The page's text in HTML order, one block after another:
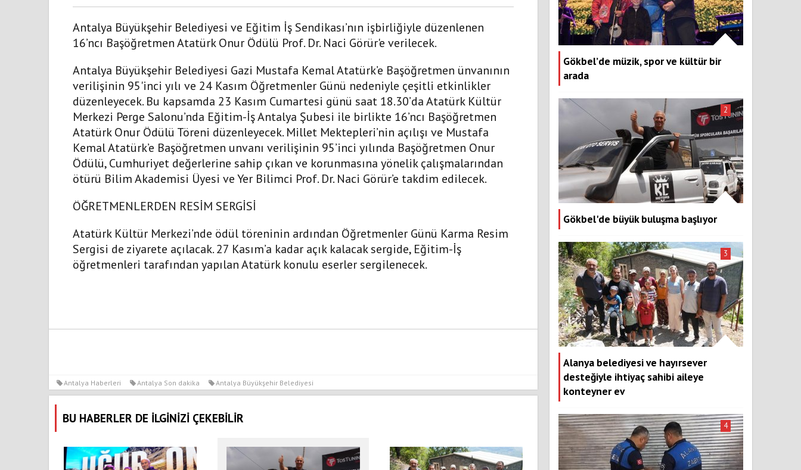
Antalya Büyükşehir Belediyesi ve Eğitim İş Sendikası’nın işbirliğiyle düzenlenen
16’ncı Başöğretmen Atatürk Onur Ödülü Prof. Dr. Naci Görür'e verilecek.
Antalya Büyükşehir Belediyesi Gazi Mustafa Kemal Atatürk’e Başöğretmen ünvanının
verilişinin 95'inci yılı ve 24 Kasım Öğretmenler Günü nedeniyle çeşitli etkinlikler
düzenleyecek. Bu kapsamda 23 Kasım Cumartesi günü saat 18.30’da Atatürk Kültür
Merkezi Perge Salonu’nda Eğitim-İş Antalya Şubesi ile birlikte 16’ncı Başöğretmen
Atatürk Onur Ödülü Töreni düzenleyecek. Millet Mektepleri’nin açılışı ve Mustafa
Kemal Atatürk’e Başöğretmen unvanı verilişinin 95’inci yılında Başöğretmen Onur
Ödülü, Cumhuriyet değerlerine sahip çıkan ve korunmasına yönelik çalışmalarından
ötürü Bilim Akademisi Üyesi ve Yer Bilimci Prof. Dr. Naci Görür’e takdim edilecek.
ÖĞRETMENLERDEN RESİM SERGİSİ
Atatürk Kültür Merkezi’nde ödül töreninin ardından Öğretmenler Günü Karma Resim
Sergisi de ziyarete açılacak. 27 Kasım’a kadar açık kalacak sergide, Eğitim-İş
öğretmenleri tarafından yapılan Atatürk konulu eserler sergilenecek.
Antalya Haberleri Antalya Son dakika Antalya Büyükşehir Belediyesi
BU HABERLER DE İLGİNİZİ ÇEKEBİLİR
Gökbel’de müzik, spor ve kültür bir
arada
Gökbel'de büyük buluşma başlıyor
2
Alanya belediyesi ve hayırsever
desteğiyle ihtiyaç sahibi aileye
konteyner ev
3
4